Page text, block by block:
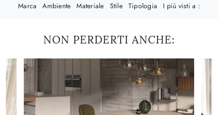
Marca Ambiente Materiale Stile Tipologia I più visti a :
NON PERDERTI ANCHE: